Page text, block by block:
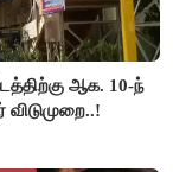
ஆக. 10-ந்
விடுமுறை..!